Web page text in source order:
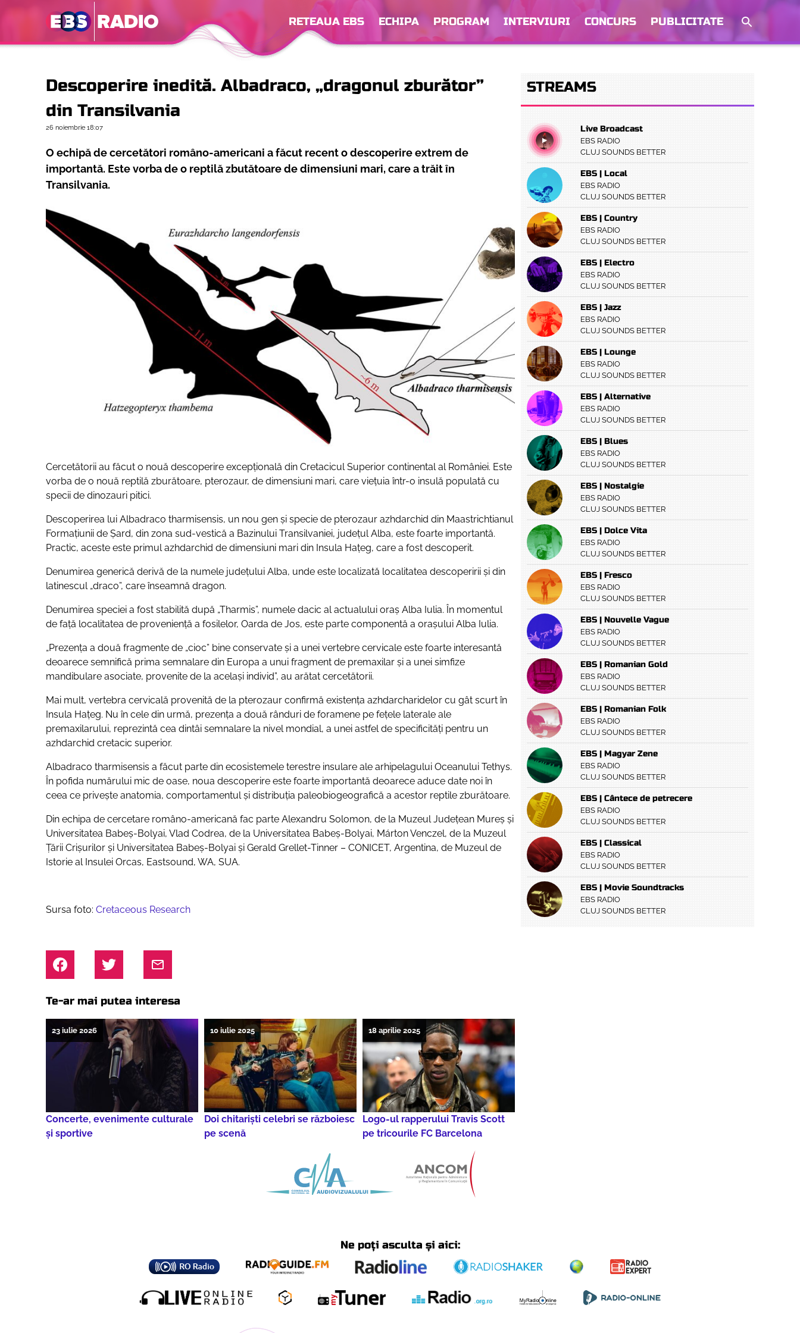
RETEAUA EBS ECHIPA PROGRAM INTERVIURI CONCURS PUBLICITATE
Descoperire inedită. Albadraco, „dragonul zburător”
din Transilvania
26 noiembrie 18:07
O echipă de cercetători româno-americani a făcut recent o descoperire extrem de
importantă. Este vorba de o reptilă zbutătoare de dimensiuni mari, care a trăit în
Transilvania.
Cercetătorii au făcut o nouă descoperire excepțională din Cretacicul Superior continental al României. Este
vorba de o nouă reptilă zburătoare, pterozaur, de dimensiuni mari, care viețuia într-o insulă populată cu
specii de dinozauri pitici.
Descoperirea lui Albadraco tharmisensis, un nou gen și specie de pterozaur azhdarchid din Maastrichtianul
Formațiunii de Șard, din zona sud-vestică a Bazinului Transilvaniei, județul Alba, este foarte importantă.
Practic, aceste este primul azhdarchid de dimensiuni mari din Insula Hațeg, care a fost descoperit.
Denumirea generică derivă de la numele județului Alba, unde este localizată localitatea descoperirii și din
latinescul „draco”, care înseamnă dragon.
Denumirea speciei a fost stabilită după „Tharmis”, numele dacic al actualului oraș Alba Iulia. În momentul
de față localitatea de proveniență a fosilelor, Oarda de Jos, este parte componentă a orașului Alba Iulia.
„Prezența a două fragmente de „cioc” bine conservate și a unei vertebre cervicale este foarte interesantă
deoarece semnifică prima semnalare din Europa a unui fragment de premaxilar și a unei simfize
mandibulare asociate, provenite de la același individ”, au arătat cercetătorii.
Mai mult, vertebra cervicală provenită de la pterozaur confirmă existența azhdarcharidelor cu gât scurt în
Insula Hațeg. Nu în cele din urmă, prezența a două rânduri de foramene pe fețele laterale ale
premaxilarului, reprezintă cea dintâi semnalare la nivel mondial, a unei astfel de specificități pentru un
azhdarchid cretacic superior.
Albadraco tharmisensis a făcut parte din ecosistemele terestre insulare ale arhipelagului Oceanului Tethys.
În pofida numărului mic de oase, noua descoperire este foarte importantă deoarece aduce date noi în
ceea ce privește anatomia, comportamentul și distribuția paleobiogeografică a acestor reptile zburătoare.
Din echipa de cercetare româno-americană fac parte Alexandru Solomon, de la Muzeul Județean Mureș și
Universitatea Babeș-Bolyai, Vlad Codrea, de la Universitatea Babeș-Bolyai, Márton Venczel, de la Muzeul
Țării Crișurilor și Universitatea Babeș-Bolyai și Gerald Grellet-Tinner – CONICET, Argentina, de Muzeul de
Istorie al Insulei Orcas, Eastsound, WA, SUA.
Sursa foto: Cretaceous Research
Te-ar mai putea interesa
Concerte, evenimente culturale
şi sportive
23 iulie 2026
Doi chitarişti celebri se războiesc
pe scenă
10 iulie 2025
Logo-ul rapperului Travis Scott
pe tricourile FC Barcelona
18 aprilie 2025
STREAMS
Live Broadcast
EBS RADIO
CLUJ SOUNDS BETTER
EBS | Local
EBS RADIO
CLUJ SOUNDS BETTER
EBS | Country
EBS RADIO
CLUJ SOUNDS BETTER
EBS | Electro
EBS RADIO
CLUJ SOUNDS BETTER
EBS | Jazz
EBS RADIO
CLUJ SOUNDS BETTER
EBS | Lounge
EBS RADIO
CLUJ SOUNDS BETTER
EBS | Alternative
EBS RADIO
CLUJ SOUNDS BETTER
EBS | Blues
EBS RADIO
CLUJ SOUNDS BETTER
EBS | Nostalgie
EBS RADIO
CLUJ SOUNDS BETTER
EBS | Dolce Vita
EBS RADIO
CLUJ SOUNDS BETTER
EBS | Fresco
EBS RADIO
CLUJ SOUNDS BETTER
EBS | Nouvelle Vague
EBS RADIO
CLUJ SOUNDS BETTER
EBS | Romanian Gold
EBS RADIO
CLUJ SOUNDS BETTER
EBS | Romanian Folk
EBS RADIO
CLUJ SOUNDS BETTER
EBS | Magyar Zene
EBS RADIO
CLUJ SOUNDS BETTER
EBS | Cântece de petrecere
EBS RADIO
CLUJ SOUNDS BETTER
EBS | Classical
EBS RADIO
CLUJ SOUNDS BETTER
EBS | Movie Soundtracks
EBS RADIO
CLUJ SOUNDS BETTER
Ne poți asculta și aici: